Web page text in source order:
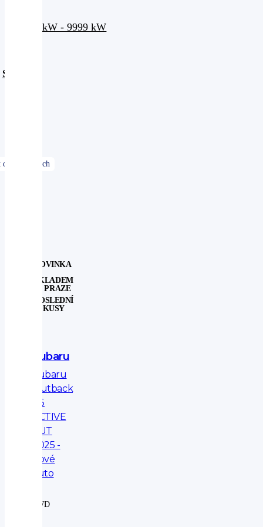
100 kW - 9999 kW
Smazat
Subaru
Subaru
Outback
2.5
ACTIVE
AUT
2025 -
nové
auto
4WD
NOVINKA
SKLADEM
V PRAZE
POSLEDNÍ
KUSY